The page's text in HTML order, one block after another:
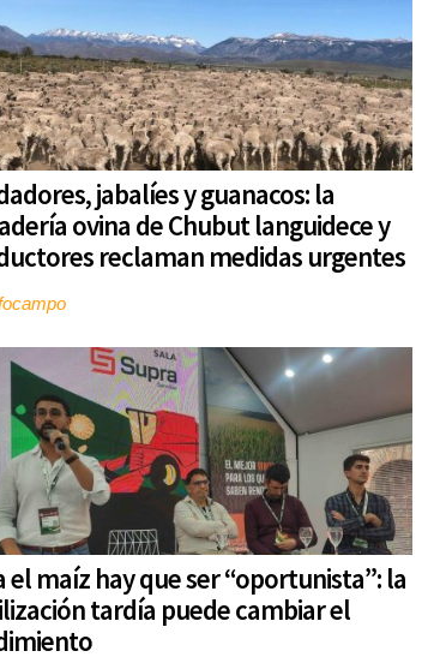
jabalíes y guanacos: la
ovina de Chubut languidece y
reclaman medidas urgentes
el maíz hay que ser “oportunista”: la
tardía puede cambiar el